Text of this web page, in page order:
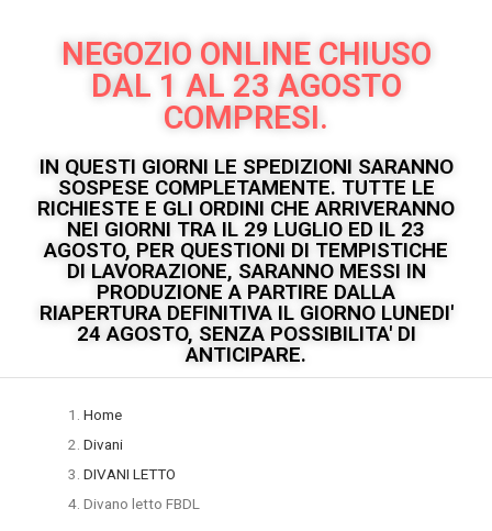
NEGOZIO ONLINE CHIUSO
DAL 1 AL 23 AGOSTO
COMPRESI.
IN QUESTI GIORNI LE SPEDIZIONI SARANNO
SOSPESE COMPLETAMENTE. TUTTE LE
RICHIESTE E GLI ORDINI CHE ARRIVERANNO
NEI GIORNI TRA IL 29 LUGLIO ED IL 23
AGOSTO, PER QUESTIONI DI TEMPISTICHE
DI LAVORAZIONE, SARANNO MESSI IN
PRODUZIONE A PARTIRE DALLA
RIAPERTURA DEFINITIVA IL GIORNO LUNEDI'
24 AGOSTO, SENZA POSSIBILITA' DI
ANTICIPARE.
Home
Divani
DIVANI LETTO
Divano letto FBDL